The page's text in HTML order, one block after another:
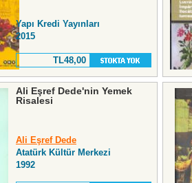
Yapı Kredi Yayınları
2015
TL48,00
Ali Eşref Dede'nin Yemek
Risalesi
Ali Eşref Dede
Atatürk Kültür Merkezi
1992